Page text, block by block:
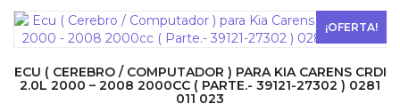
$ 900.
$ 792.
¡OFERTA!
ECU ( CEREBRO / COMPUTADOR ) PARA KIA CARENS CRDI
2.0L 2000 – 2008 2000CC ( PARTE.- 39121-27302 ) 0281
011 023